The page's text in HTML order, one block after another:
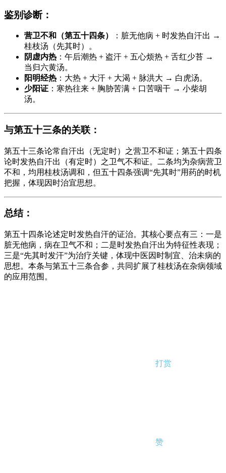
鉴别诊断：
营卫不和（第五十四条）
：脏无他病 + 时发热自汗出 →
桂枝汤（先其时）。
阴虚内热 ：午后潮热 + 盗汗 + 五心烦热 + 舌红少苔 →
当归六黄汤。
阳明经热 ：大热 + 大汗 + 大渴 + 脉洪大 → 白虎汤。
少阳证 ：寒热往来 + 胸胁苦满 + 口苦咽干 → 小柴胡
汤。
与第五十三条的关联 ：
第五十三条论常自汗出（无定时）之营卫不和证；第五十四条
论时发热自汗出（有定时）之卫气不和证。二条均为杂病营卫
不和，均用桂枝汤调和，但五十四条强调“先其时”用药的时机
把握，体现因时治宜思想。
总结：
第五十四条论述定时发热自汗的证治。其核心要点有三：一是
脏无他病，病在卫气不和；二是时发热自汗出为特征性表现；
三是“先其时发汗”为治疗关键，体现中医因时制宜、治未病的
思想。本条与第五十三条合参，共同扩展了桂枝汤在杂病领域
的应用范围。
打赏
赞